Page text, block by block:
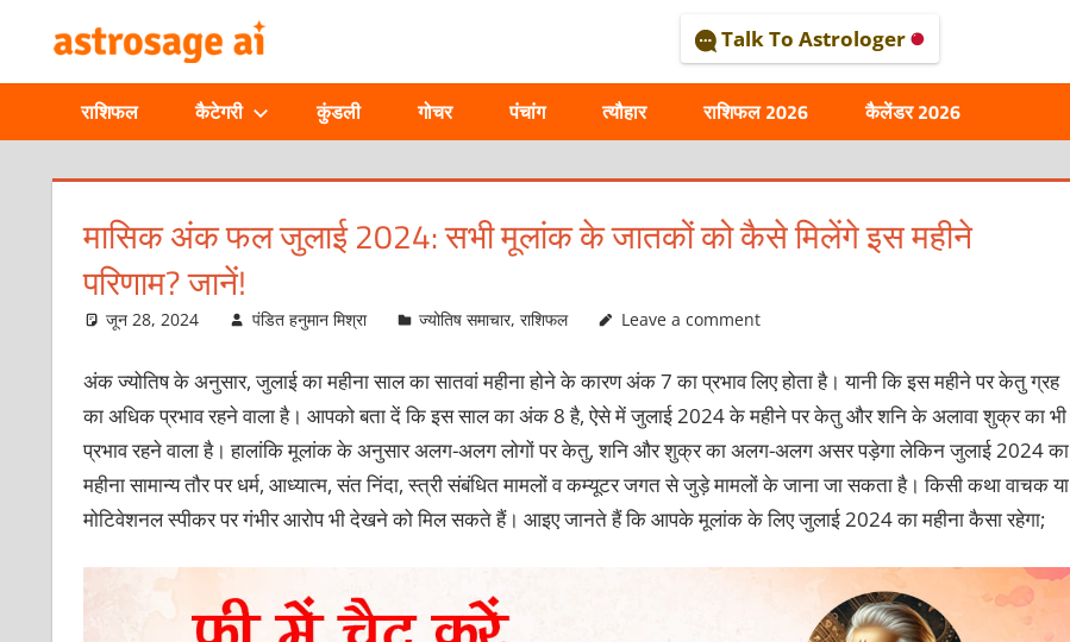
content
ASTROLOGICAL
JOURNAL
–
ASTROSAGE
MAGAZINE
Talk To Astrologer
राशिफल कैटेगरी कुंडली गोचर पंचांग त्यौहार राशिफल 2026 कैलेंडर 2026
मासिक अंक फल जुलाई 2024: सभी मूलांक के जातकों को कैसे मिलेंगे इस महीने
परिणाम? जानें!
जून 28, 2024 पंडित हनुमान मिश्रा ज्योतिष समाचार,राशिफल Leave a comment
अंक ज्योतिष के अनुसार, जुलाई का महीना साल का सातवां महीना होने के कारण अंक 7 का प्रभाव लिए होता है। यानी कि इस महीने पर केतु ग्रह
का अधिक प्रभाव रहने वाला है। आपको बता दें कि इस साल का अंक 8 है, ऐसे में जुलाई 2024 के महीने पर केतु और शनि के अलावा शुक्र का भी
प्रभाव रहने वाला है। हालांकि मूलांक के अनुसार अलग-अलग लोगों पर केतु, शनि और शुक्र का अलग-अलग असर पड़ेगा लेकिन जुलाई 2024 का
महीना सामान्य तौर पर धर्म, आध्यात्म, संत निंदा, स्त्री संबंधित मामलों व कम्यूटर जगत से जुड़े मामलों के जाना जा सकता है। किसी कथा वाचक या
मोटिवेशनल स्पीकर पर गंभीर आरोप भी देखने को मिल सकते हैं। आइए जानते हैं कि आपके मूलांक के लिए जुलाई 2024 का महीना कैसा रहेगा;